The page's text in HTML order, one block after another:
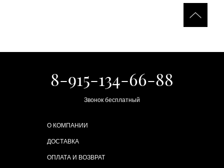
8-915-134-66-88
Звонок бесплатный
О КОМПАНИИ
ДОСТАВКА
ОПЛАТА И ВОЗВРАТ